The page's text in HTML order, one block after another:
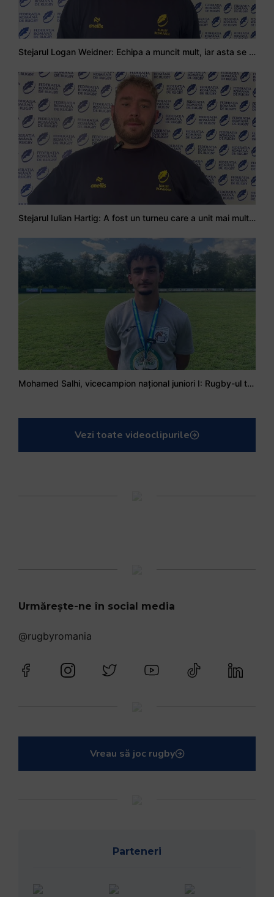
Stejarul Logan Weidner: Echipa a muncit mult, iar asta se va vedea în meciurile de la Nations Cup
Stejarul Iulian Hartig: A fost un turneu care a unit mai mult echipa
Mohamed Salhi, vicecampion național juniori I: Rugby-ul te învață să accepți și înfrângerile
Vezi toate videoclipurile
Urmărește-ne în social media
@rugbyromania
Vreau să joc rugby
Parteneri